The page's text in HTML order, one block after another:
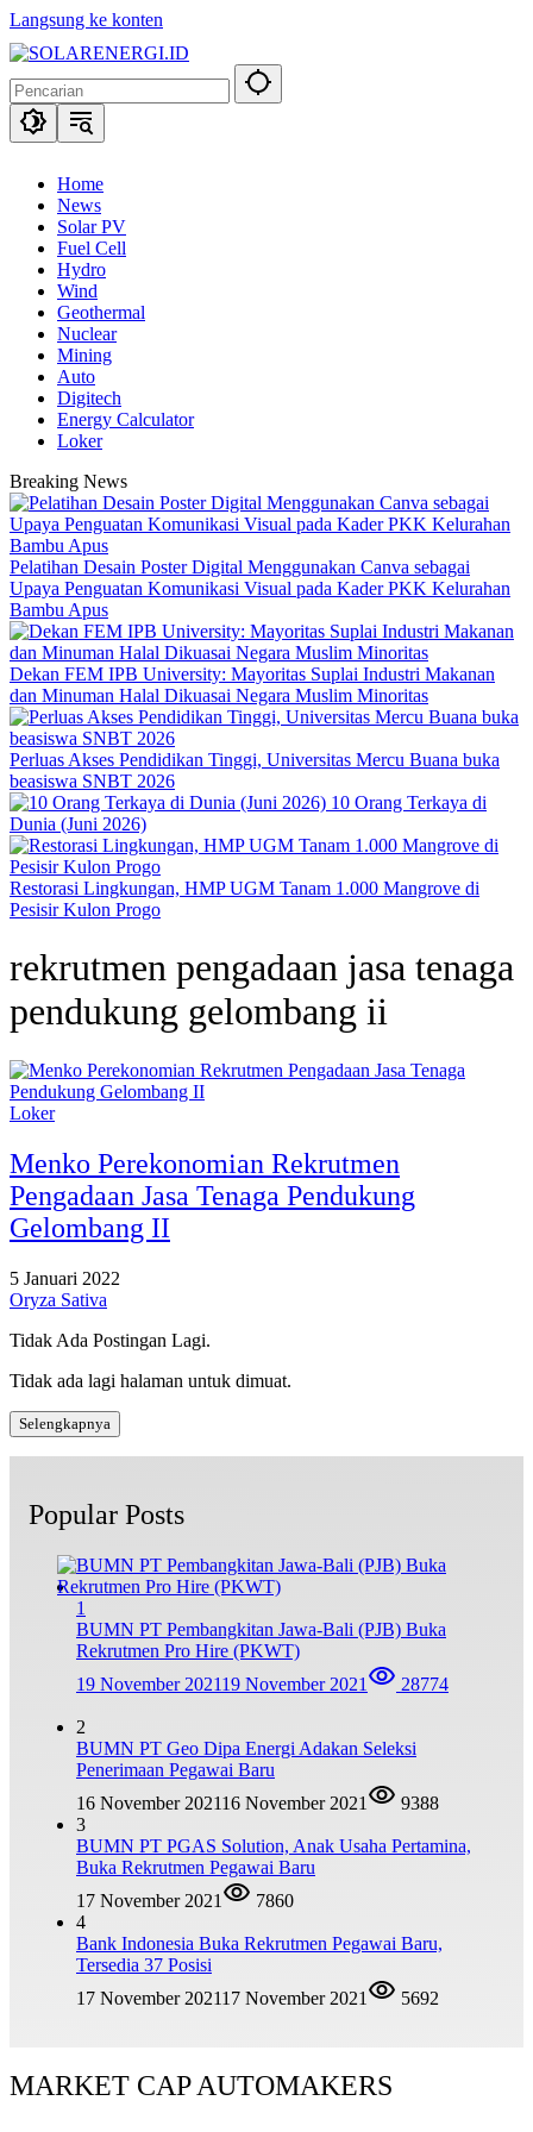
Langsung ke konten
Home
News
Solar PV
Fuel Cell
Hydro
Wind
Geothermal
Nuclear
Mining
Auto
Digitech
Energy Calculator
Loker
Breaking News
Pelatihan Desain Poster Digital Menggunakan Canva sebagai
Upaya Penguatan Komunikasi Visual pada Kader PKK Kelurahan
Bambu Apus
Dekan FEM IPB University: Mayoritas Suplai Industri Makanan
dan Minuman Halal Dikuasai Negara Muslim Minoritas
Perluas Akses Pendidikan Tinggi, Universitas Mercu Buana buka
beasiswa SNBT 2026
10 Orang Terkaya di
Dunia (Juni 2026)
Restorasi Lingkungan, HMP UGM Tanam 1.000 Mangrove di
Pesisir Kulon Progo
rekrutmen pengadaan jasa tenaga
pendukung gelombang ii
Loker
Menko Perekonomian Rekrutmen
Pengadaan Jasa Tenaga Pendukung
Gelombang II
5 Januari 2022
Oryza Sativa
Tidak Ada Postingan Lagi.
Tidak ada lagi halaman untuk dimuat.
Selengkapnya
Popular Posts
1
BUMN PT Pembangkitan Jawa-Bali (PJB) Buka
Rekrutmen Pro Hire (PKWT)
19 November 202119 November 2021 28774
2
BUMN PT Geo Dipa Energi Adakan Seleksi
Penerimaan Pegawai Baru
16 November 202116 November 2021
9388
3
BUMN PT PGAS Solution, Anak Usaha Pertamina,
Buka Rekrutmen Pegawai Baru
17 November 2021
7860
4
Bank Indonesia Buka Rekrutmen Pegawai Baru,
Tersedia 37 Posisi
17 November 202117 November 2021 5692
MARKET CAP AUTOMAKERS